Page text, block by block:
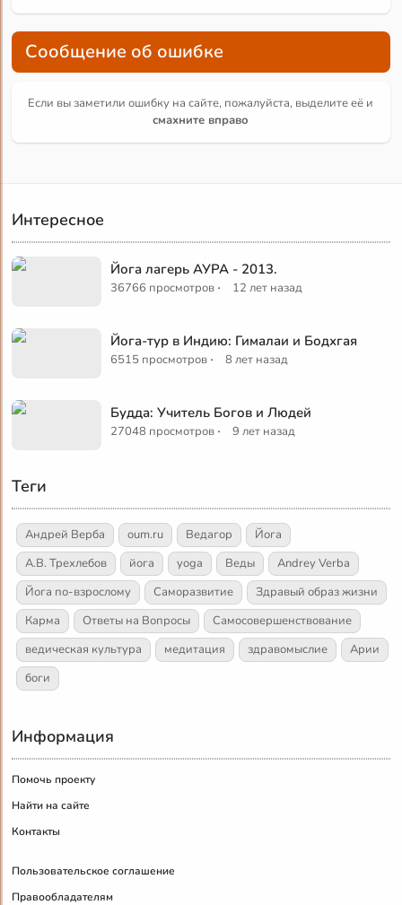
Сообщение об ошибке
Если вы заметили ошибку на сайте, пожалуйста, выделите её и
смахните вправо
Интересное
Йога лагерь АУРА - 2013.
36766 просмотров · 12 лет назад
Йога-тур в Индию: Гималаи и Бодхгая
6515 просмотров · 8 лет назад
Будда: Учитель Богов и Людей
27048 просмотров · 9 лет назад
Теги
Андрей Верба oum.ru Ведагор
Йога
А.В. Трехлебов
йога yoga Веды
Andrey Verba
Йога по-взрослому
Саморазвитие
Здравый образ жизни
Карма
Ответы на Вопросы
Самосовершенствование
ведическая культура
медитация здравомыслие
Арии
боги
Информация
Помочь проекту
Найти на сайте
Контакты
Пользовательское соглашение
Правообладателям